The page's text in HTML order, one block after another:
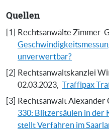
Quellen
[1] Rechtsanwälte Zimmer-
unverwertbar?
[2] Rechtsanwaltskanzlei
02.03.2023, Traffipax
[3] Rechtsanwalt Alexander
330: Blitzersäulen in
stellt Verfahren im